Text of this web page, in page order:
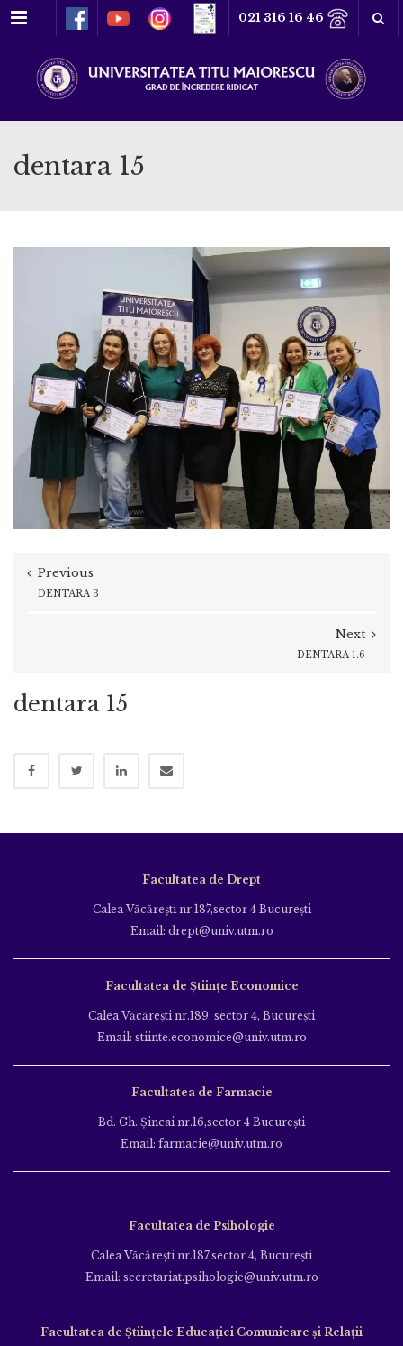
Meniu 021 316 16 46
dentara 15
Previous
DENTARA 3
Next
DENTARA 1.6
dentara 15
Facultatea de Drept
Calea Văcăreşti nr.187,sector 4 Bucureşti
Email: drept@univ.utm.ro
Facultatea de Științe Economice
Calea Văcăreşti nr.189, sector 4, Bucureşti
Email: stiinte.economice@univ.utm.ro
Facultatea de Farmacie
Bd. Gh. Şincai nr.16,sector 4 Bucureşti
Email: farmacie@univ.utm.ro
Facultatea de Psihologie
Calea Văcăreşti nr.187,sector 4, Bucureşti
Email: secretariat.psihologie@univ.utm.ro
Facultatea de Ştiinţele Educației Comunicare și Relații